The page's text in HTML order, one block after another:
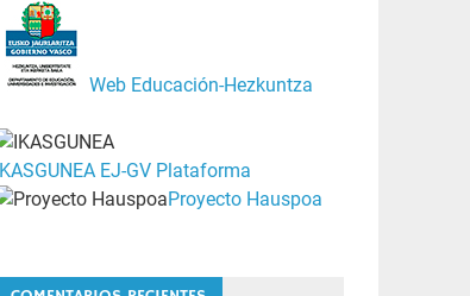
Web Educación-Hezkuntza
IKASGUNEA EJ-GV Plataforma
Proyecto Hauspoa